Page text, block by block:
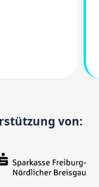
von: